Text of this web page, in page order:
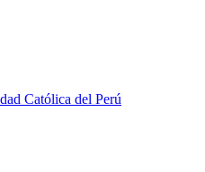
Católica del Perú